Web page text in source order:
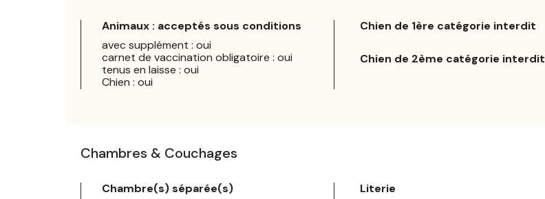
Animaux : acceptés sous conditions
avec supplément : oui
carnet de vaccination obligatoire : oui
tenus en laisse : oui
Chien : oui
Chien de 1ère catégorie interdit
Chien de 2ème catégorie interdit
Chambres & Couchages
Chambre(s) séparée(s)
Literie